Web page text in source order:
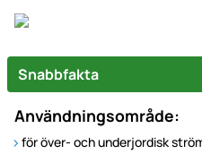
Snabbfakta
Användningsområde:
för över- och underjordisk